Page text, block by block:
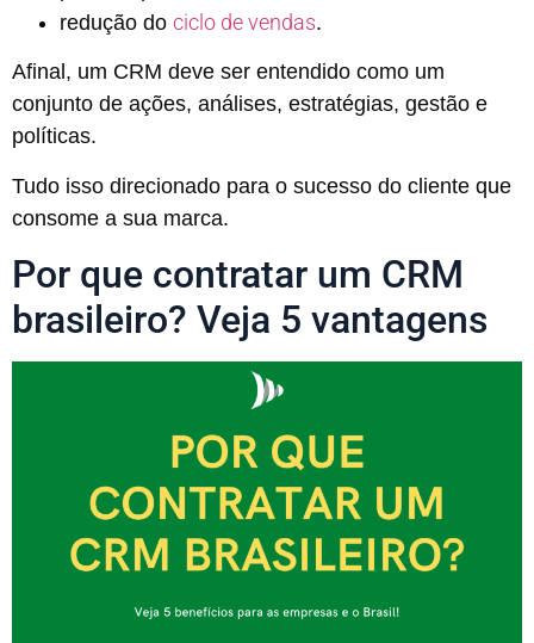
redução do ciclo de vendas.
Afinal, um CRM deve ser entendido como um
conjunto de ações, análises, estratégias, gestão e
políticas.
Tudo isso direcionado para o sucesso do cliente que
consome a sua marca.
Por que contratar um CRM
brasileiro? Veja 5 vantagens